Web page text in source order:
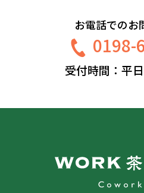
お電話でのお
0198-
受付時間：平